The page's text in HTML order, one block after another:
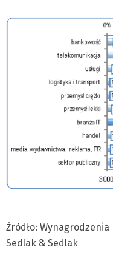
Źródło:
Sedlak & Sedlak